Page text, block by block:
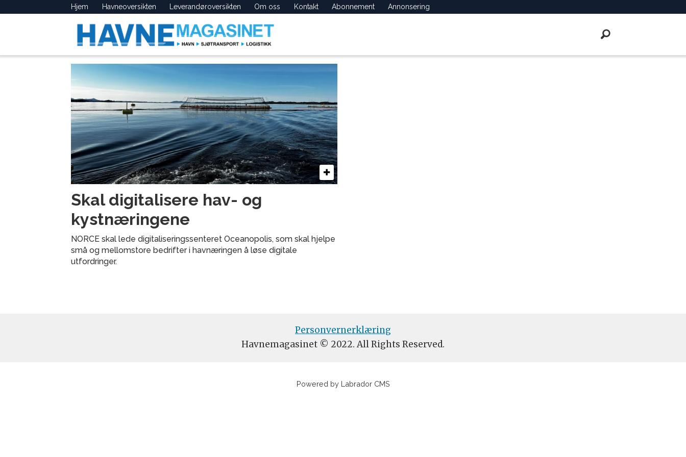
Hjem Havneoversikten Leverandøroversikten Om oss Kontakt Abonnement Annonsering
kystnæring
Skal digitalisere hav- og
kystnæringene
NORCE skal lede digitaliseringssenteret Oceanopolis, som skal hjelpe
små og mellomstore bedrifter i havnæringen å løse digitale
utfordringer.
Personvernerklæring
Havnemagasinet © 2022. All Rights Reserved.
Powered by Labrador CMS